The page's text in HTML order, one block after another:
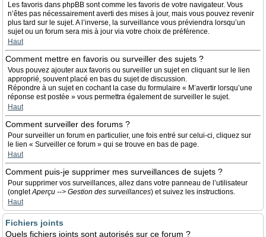
Les favoris dans phpBB sont comme les favoris de votre navigateur. Vous
n’êtes pas nécessairement averti des mises à jour, mais vous pouvez revenir
plus tard sur le sujet. A l’inverse, la surveillance vous préviendra lorsqu’un
sujet ou un forum sera mis à jour via votre choix de préférence.
Haut
Comment mettre en favoris ou surveiller des sujets ?
Vous pouvez ajouter aux favoris ou surveiller un sujet en cliquant sur le lien
approprié, souvent placé en bas du sujet de discussion.
Répondre à un sujet en cochant la case du formulaire « M’avertir lorsqu’une
réponse est postée » vous permettra également de surveiller le sujet.
Haut
Comment surveiller des forums ?
Pour surveiller un forum en particulier, une fois entré sur celui-ci, cliquez sur
le lien « Surveiller ce forum » qui se trouve en bas de page.
Haut
Comment puis-je supprimer mes surveillances de sujets ?
Pour supprimer vos surveillances, allez dans votre panneau de l’utilisateur
(ongletAperçu --> Gestion des surveillances) et suivez les instructions.
Haut
Fichiers joints
Quels fichiers joints sont autorisés sur ce forum ?